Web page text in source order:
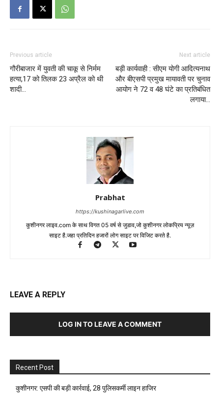
Previous article
गौरीबाजार में युवती की चाकू से निर्मम
हत्या,17 को तिलक 23 अप्रैल को थी
शादी…
Next article
बड़ी कार्यवाही : सीएम योगी आदित्यनाथ
और बीएसपी प्रमुख मायावती पर चुनाव
आयोग ने 72 व 48 घंटे का प्रतिबंधित
लगाया…
Prabhat
https://kushinagarlive.com
कुशीनगर लाइव.com के साथ विगत 05 वर्ष से जुडाव,जो कुशीनगर लोकप्रिय न्यूज़
साइट है.जहा प्रतिदिन हजारों लोग साइट पर विजिट करते है.
LEAVE A REPLY
LOG IN TO LEAVE A COMMENT
Recent Post
कुशीनगर: एसपी की बड़ी कार्रवाई, 28 पुलिसकर्मी लाइन हाजिर